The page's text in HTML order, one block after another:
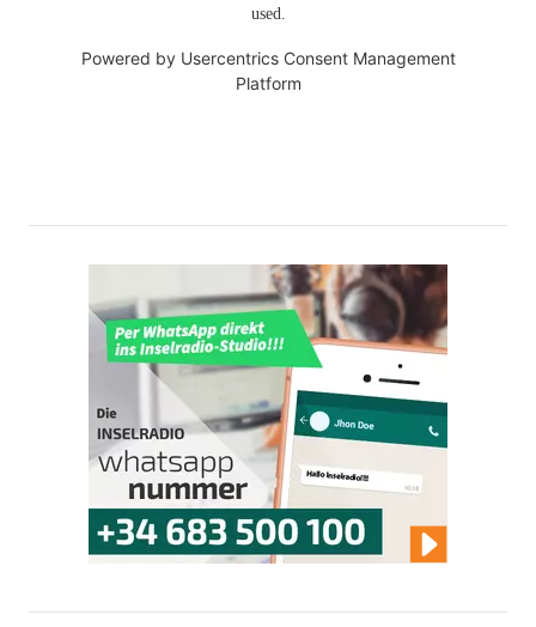
used.
Powered by Usercentrics Consent Management
Platform